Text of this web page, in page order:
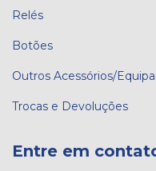
Relés
Botões
Outros Acessórios/
Trocas e Devoluções
Entre em